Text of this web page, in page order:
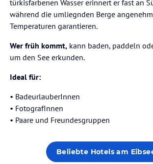
türkisfarbenen Wasser erinnert er fast an
während die umliegnden Berge
Temperaturen garantieren.
Wer früh kommt, kann baden, paddeln
um den See erkunden.
Ideal für:
• BadeurlauberInnen
⁠• FotografInnen
⁠• Paare und Freundesgruppen
Beliebte Hotels am